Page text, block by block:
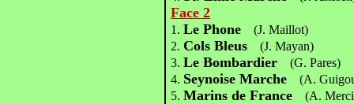
Face 2
1.Le Phone
(J. Maillot)
2.Cols Bleus (J. Mayan)
3.Le Bombardier (G. Pares)
4. Seynoise Marche (A.
5.Marins de France (A.